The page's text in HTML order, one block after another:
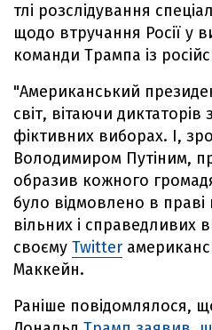
тлі розслідування
щодо втручання Росії у
команди Трампа із
"Американський
світ, вітаючи
фіктивних виборах. І,
Володимиром Путіним,
образив кожного
було відмовлено в праві
вільних і справедливих
своєму Twitter
Маккейн.
Раніше повідомлялося,